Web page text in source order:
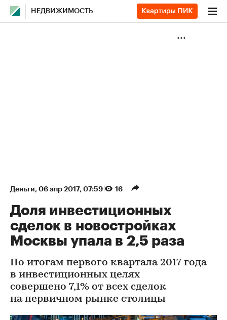
НЕДВИЖИМОСТЬ
Деньги⁠, 06 апр 2017, 07:59 16
Доля инвестиционных
сделок в новостройках
Москвы упала в 2,5 раза
По итогам первого квартала 2017 года
в инвестиционных целях
совершено 7,1% от всех сделок
на первичном рынке столицы